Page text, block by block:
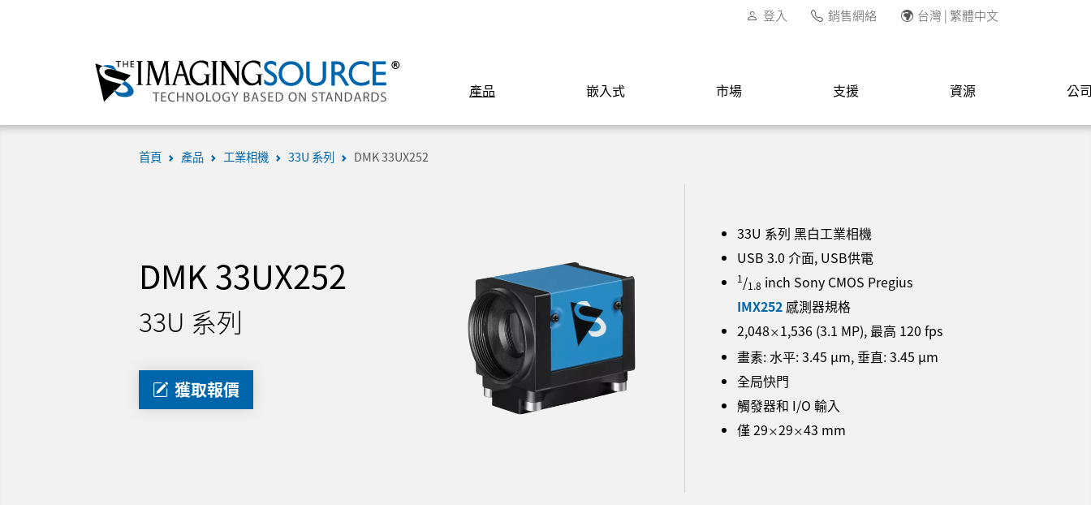
登入 銷售網絡 台灣 | 繁體中文
產品 嵌入式 市場 支援 資源 公
首頁 產品 工業相機 33U 系列 DMK 33UX252
DMK 33UX252
33U 系列
獲取報價
33U 系列 黑白工業相機
USB 3.0 介面, USB供電
1/1.8 inch Sony CMOS Pregius
IMX252 感測器規格
2,048×1,536 (3.1 MP), 最高 120 fps
畫素: 水平:3.45 µm, 垂直:3.45 µm
全局快門
觸發器和 I/O 輸入
僅 29×29×43 mm